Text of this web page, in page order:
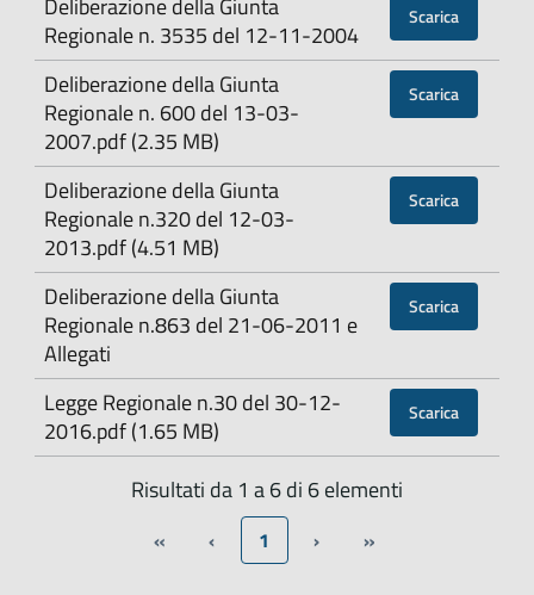
Deliberazione della Giunta
Regionale n. 3535 del 12-11-2004
Scarica
Deliberazione della Giunta
Regionale n. 600 del 13-03-
2007.pdf (2.35 MB)
Scarica
Deliberazione della Giunta
Regionale n.320 del 12-03-
2013.pdf (4.51 MB)
Scarica
Deliberazione della Giunta
Regionale n.863 del 21-06-2011 e
Allegati
Scarica
Legge Regionale n.30 del 30-12-
2016.pdf (1.65 MB)
Scarica
Risultati da 1 a 6 di 6 elementi
« ‹ 1 › »